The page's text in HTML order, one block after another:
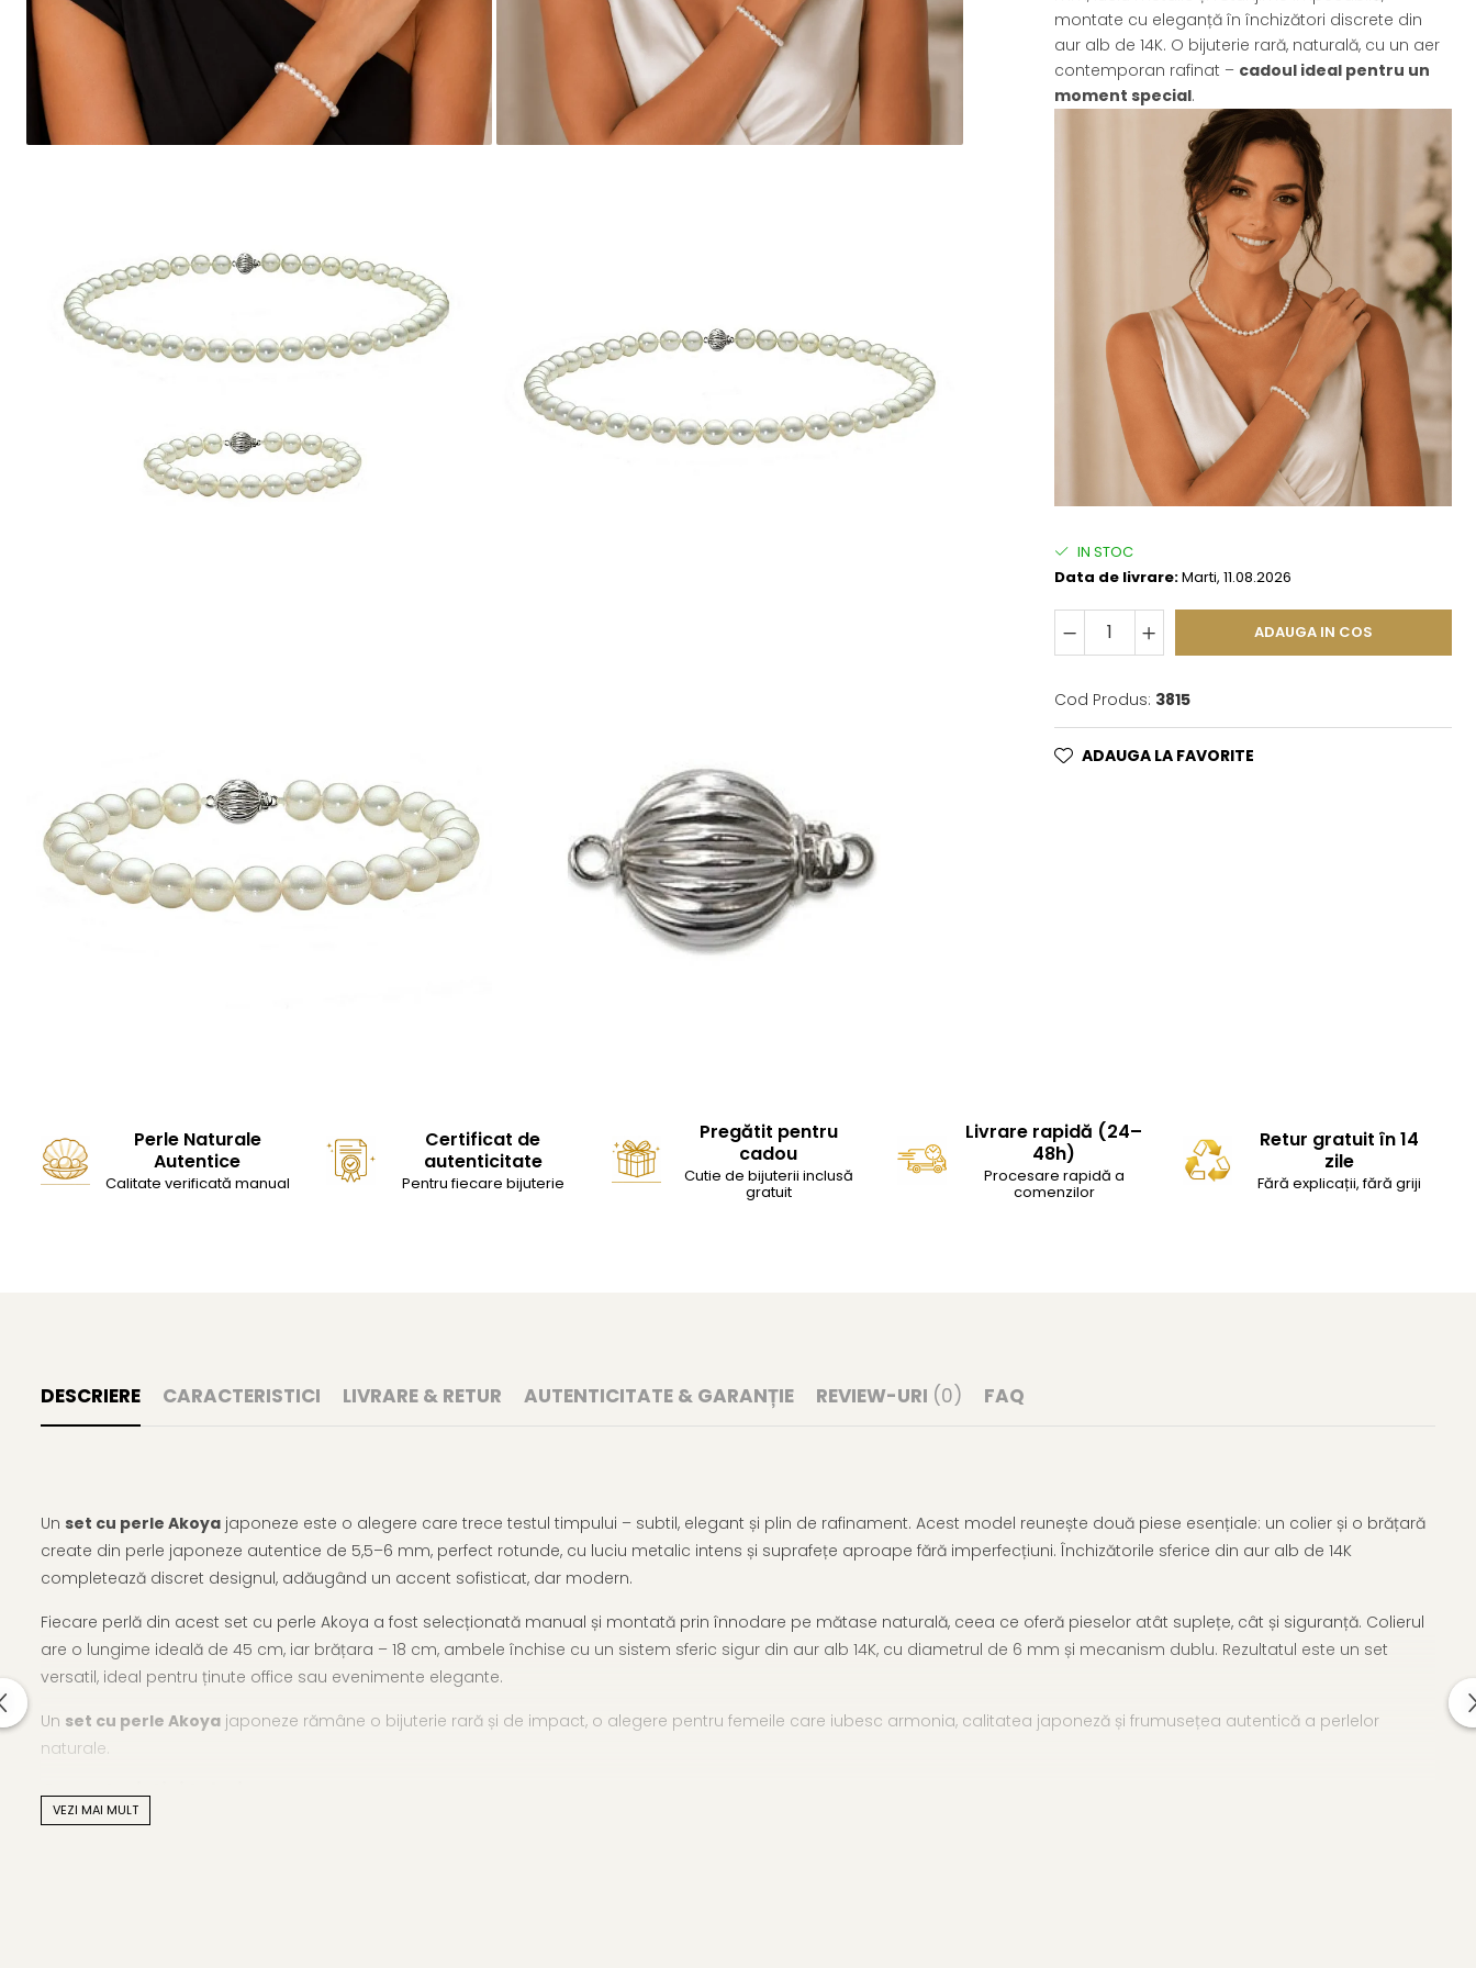
Seturi Perle cu Argint
Brățări cu Perle
Pandantive cu Perle
Brose cu Perle
montate cu eleganță în închizători discrete din
aur alb de 14K. O bijuterie rară, naturală, cu un aer
contemporan rafinat – cadoul ideal pentru un
moment special.
IN STOC
Data de livrare:Marti, 11.08.2026
ADAUGA IN COS
Cod Produs: 3815
ADAUGA LA FAVORITE
Perle Naturale
Autentice
Calitate verificată manual
Certificat de
autenticitate
Pentru fiecare bijuterie
Pregătit pentru
cadou
Cutie de bijuterii inclusă
gratuit
Livrare rapidă (24–
48h)
Procesare rapidă a
comenzilor
Retur gratuit în 14
zile
Fără explicații, fără griji
DESCRIERE CARACTERISTICI LIVRARE & RETUR AUTENTICITATE & GARANȚIE REVIEW-URI (0) FAQ
Un set cu perle Akoya japoneze este o alegere care trece testul timpului – subtil, elegant și plin de rafinament. Acest model reunește două piese esențiale: un colier și o brățară
create din perle japoneze autentice de 5,5–6 mm, perfect rotunde, cu luciu metalic intens și suprafețe aproape fără imperfecțiuni. Închizătorile sferice din aur alb de 14K
completează discret designul, adăugând un accent sofisticat, dar modern.
Fiecare perlă din acest set cu perle Akoya a fost selecționată manual și montată prin înnodare pe mătase naturală, ceea ce oferă pieselor atât suplețe, cât și siguranță. Colierul
are o lungime ideală de 45 cm, iar brățara – 18 cm, ambele închise cu un sistem sferic sigur din aur alb 14K, cu diametrul de 6 mm și mecanism dublu. Rezultatul este un set
versatil, ideal pentru ținute office sau evenimente elegante.
Un set cu perle Akoya japoneze rămâne o bijuterie rară și de impact, o alegere pentru femeile care iubesc armonia, calitatea japoneză și frumusețea autentică a perlelor
naturale.
Caracteristici tehnice
Tipul perlelor: Akoya japoneze, perle naturale de apă sărată
VEZI MAI MULT